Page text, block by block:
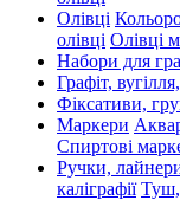
Олівці
олівці Олівці
Набори для
Графіт,
Фіксативи,
Маркери
Спиртові
Ручки,
каліграфії